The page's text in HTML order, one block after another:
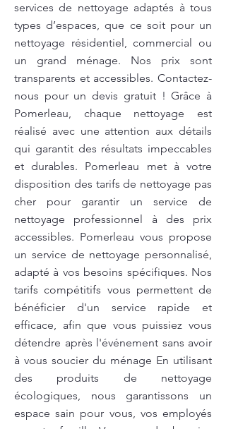
services de nettoyage adaptés à tous
types d’espaces, que ce soit pour un
nettoyage résidentiel, commercial ou
un grand ménage. Nos prix sont
transparents et accessibles. Contactez-
nous pour un devis gratuit ! Grâce à
Pomerleau, chaque nettoyage est
réalisé avec une attention aux détails
qui garantit des résultats impeccables
et durables. Pomerleau met à votre
disposition des tarifs de nettoyage pas
cher pour garantir un service de
nettoyage professionnel à des prix
accessibles. Pomerleau vous propose
un service de nettoyage personnalisé,
adapté à vos besoins spécifiques. Nos
tarifs compétitifs vous permettent de
bénéficier d'un service rapide et
efficace, afin que vous puissiez vous
détendre après l'événement sans avoir
à vous soucier du ménage En utilisant
des produits de nettoyage
écologiques, nous garantissons un
espace sain pour vous, vos employés